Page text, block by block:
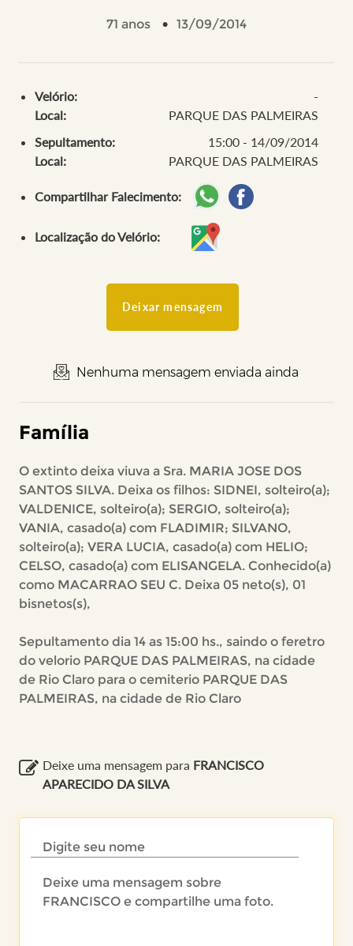
71 anos 13/09/2014
Velório:
-
Local:
PARQUE DAS PALMEIRAS
Sepultamento:
15:00 - 14/09/2014
Local:
PARQUE DAS PALMEIRAS
Compartilhar Falecimento:
Localização do Velório:
Deixar mensagem
Nenhuma mensagem enviada ainda
Família
O extinto deixa viuva a Sra. MARIA JOSE DOS
SANTOS SILVA. Deixa os filhos: SIDNEI, solteiro(a);
VALDENICE, solteiro(a); SERGIO, solteiro(a);
VANIA, casado(a) com FLADIMIR; SILVANO,
solteiro(a); VERA LUCIA, casado(a) com HELIO;
CELSO, casado(a) com ELISANGELA. Conhecido(a)
como MACARRAO SEU C. Deixa 05 neto(s), 01
bisnetos(s),
Sepultamento dia 14 as 15:00 hs., saindo o feretro
do velorio PARQUE DAS PALMEIRAS, na cidade
de Rio Claro para o cemiterio PARQUE DAS
PALMEIRAS, na cidade de Rio Claro
Deixe uma mensagem para FRANCISCO
APARECIDO DA SILVA